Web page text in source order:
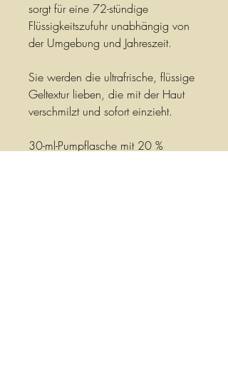
sorgt für eine 72-stündige
Flüssigkeitszufuhr unabhängig von
der Umgebung und Jahreszeit.
Sie werden die ultrafrische, flüssige
Geltextur lieben, die mit der Haut
verschmilzt und sofort einzieht.
30-ml-Pumpflasche mit 20 %